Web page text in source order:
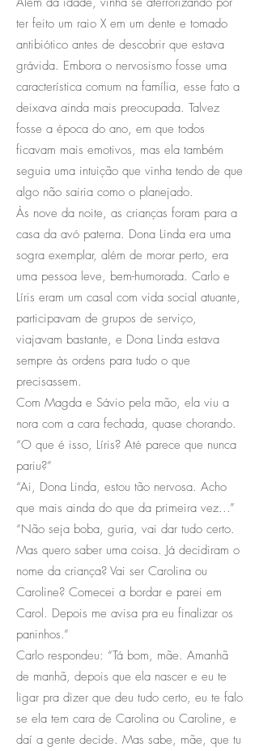
ter feito um raio X em um dente e tomado
antibiótico antes de descobrir que estava
grávida. Embora o nervosismo fosse uma
característica comum na família, esse fato a
deixava ainda mais preocupada. Talvez
fosse a época do ano, em que todos
ficavam mais emotivos, mas ela também
seguia uma intuição que vinha tendo de que
algo não sairia como o planejado.
Às nove da noite, as crianças foram para a
casa da avó paterna. Dona Linda era uma
sogra exemplar, além de morar perto, era
uma pessoa leve, bem-humorada. Carlo e
Líris eram um casal com vida social atuante,
participavam de grupos de serviço,
viajavam bastante, e Dona Linda estava
sempre às ordens para tudo o que
precisassem.
Com Magda e Sávio pela mão, ela viu a
nora com a cara fechada, quase chorando.
“O que é isso, Líris? Até parece que nunca
pariu?”
“Ai, Dona Linda, estou tão nervosa. Acho
que mais ainda do que da primeira vez...”
“Não seja boba, guria, vai dar tudo certo.
Mas quero saber uma coisa. Já decidiram o
nome da criança? Vai ser Carolina ou
Caroline? Comecei a bordar e parei em
Carol. Depois me avisa pra eu finalizar os
paninhos.”
Carlo respondeu: “Tá bom, mãe. Amanhã
de manhã, depois que ela nascer e eu te
ligar pra dizer que deu tudo certo, eu te falo
se ela tem cara de Carolina ou Caroline, e
daí a gente decide. Mas sabe, mãe, que tu